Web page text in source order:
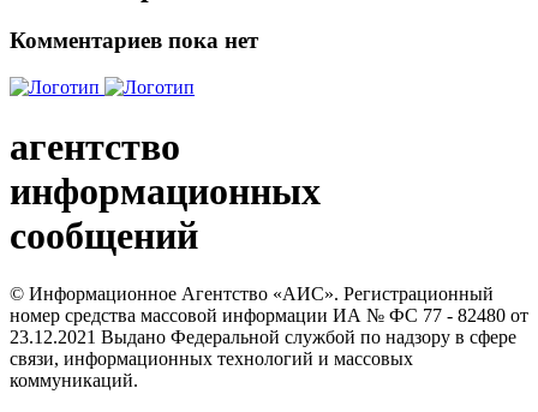
Комментариев пока нет
агентство
информационных
сообщений
© Информационное Агентство «АИС». Регистрационный
номер средства массовой информации ИА № ФС 77 - 82480 от
23.12.2021 Выдано Федеральной службой по надзору в сфере
связи, информационных технологий и массовых
коммуникаций.